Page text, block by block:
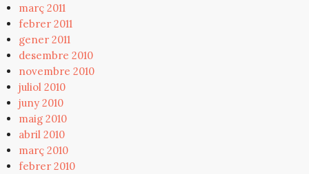
març 2011
febrer 2011
gener 2011
desembre 2010
novembre 2010
juliol 2010
juny 2010
maig 2010
abril 2010
març 2010
febrer 2010